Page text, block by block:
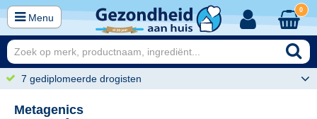
Menu
0
7 gediplomeerde drogisten
Metagenics